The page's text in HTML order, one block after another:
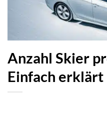
Anzahl Skier
Einfach erklärt